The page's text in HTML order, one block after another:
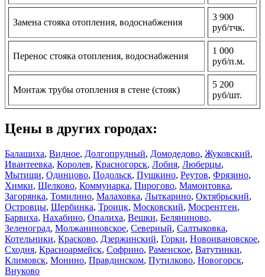
Замена стояка отопления, водоснабжения
3 900
руб/тчк.
Перенос стояка отопления, водоснабжения
1 000
руб/п.м.
Монтаж трубы отопления в стене (стояк)
5 200
руб/шт.
Цены в других городах:
Балашиха, Видное, Долгопрудный, Домодедово, Жуковский,
Ивантеевка, Королев, Красногорск, Лобня, Люберцы,
Мытищи, Одинцово, Подольск, Пушкино, Реутов, Фрязино,
Химки, Щелково, Коммунарка, Пирогово, Мамонтовка,
Загорянка, Томилино, Малаховка, Лыткарино, Октябрьский,
Островцы, Щербинка, Троицк, Московский, Мосрентген,
Барвиха, Нахабино, Опалиха, Вешки, Беляниново,
Зеленоград, Молжаниновское, Северный, Салтыковка,
Котельники, Красково, Дзержинский, Горки, Новоивановское,
Сходня, Красноармейск, Софрино, Раменское, Ватутинки,
Климовск, Монино, Правдинском, Путилково, Новогорск,
Внуково